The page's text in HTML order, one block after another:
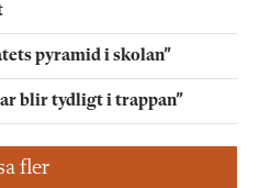
pyramid i skolan”
blir tydligt i trappan”
fler